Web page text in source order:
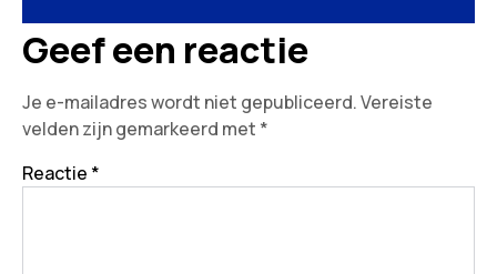
Geef een reactie
Je e-mailadres wordt niet gepubliceerd.Vereiste
velden zijn gemarkeerd met *
Reactie *